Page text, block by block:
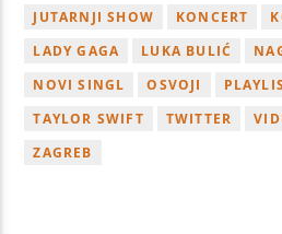
JUTARNJI SHOW
KONCERT
LADY GAGA
LUKA BULIĆ
NOVI SINGL
OSVOJI
TAYLOR SWIFT
TWITTER
ZAGREB